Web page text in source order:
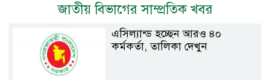
জাতীয় বিভাগের সাম্প্রতিক খবর
এসিল্যান্ড হচ্ছেন আরও ৪০
কর্মকর্তা, তালিকা দেখুন